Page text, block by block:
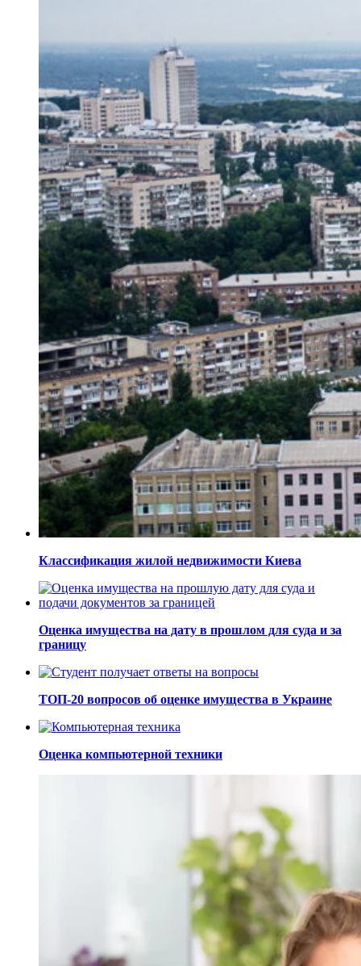
Классификация жилой недвижимости Киева
Оценка имущества на дату в прошлом для суда и за
границу
ТОП-20 вопросов об оценке имущества в Украине
Оценка компьютерной техники